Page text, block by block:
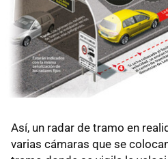
Así, un radar de tramo en
varias cámaras que se